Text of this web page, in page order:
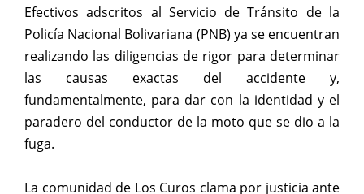
Efectivos adscritos al Servicio de Tránsito de la
Policía Nacional Bolivariana (PNB) ya se encuentran
realizando las diligencias de rigor para determinar
las causas exactas del accidente y,
fundamentalmente, para dar con la identidad y el
paradero del conductor de la moto que se dio a la
fuga.
La comunidad de Los Curos clama por justicia ante